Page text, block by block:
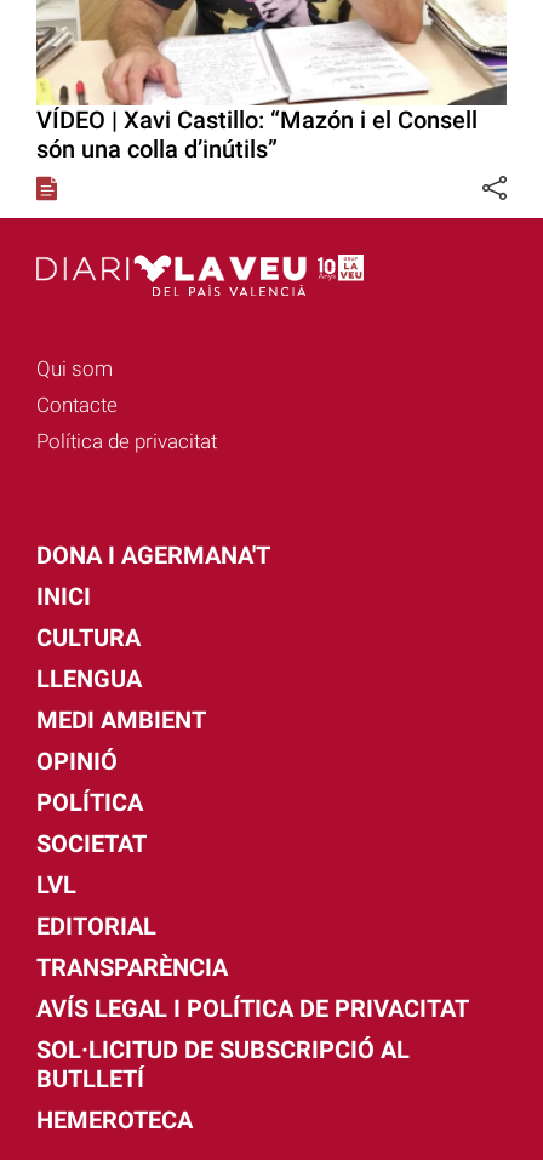
VÍDEO | Xavi Castillo: “Mazón i el Consell
són una colla d’inútils”
Qui som
Contacte
Política de privacitat
DONA I AGERMANA'T
INICI
CULTURA
LLENGUA
MEDI AMBIENT
OPINIÓ
POLÍTICA
SOCIETAT
LVL
EDITORIAL
TRANSPARÈNCIA
AVÍS LEGAL I POLÍTICA DE PRIVACITAT
SOL·LICITUD DE SUBSCRIPCIÓ AL
BUTLLETÍ
HEMEROTECA